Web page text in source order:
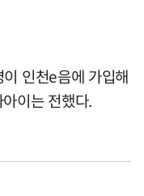
인천e음에 가입해
이는 전했다.